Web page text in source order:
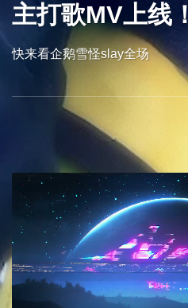
主打歌MV上线！
快来看企鹅雪怪slay全场